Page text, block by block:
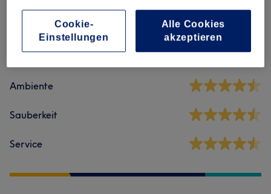
5,0 4 Bewertungen
Ambiente
Sauberkeit
Service
Cookie-
Einstellungen
Alle Cookies
akzeptieren